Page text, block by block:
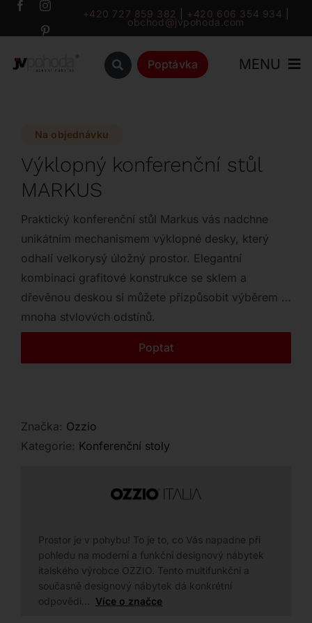
Přeskočit
+420 727 859 382 +420 606 354 934
obchod@jvpohoda.com
Poptávka MENU
Značky
Outlet
Kontakt
Na objednávku
Výklopný konferenční stůl
MARKUS
Praktický konferenční stůl Markus vás nadchne
unikátním mechanismem výklopné desky, který
odhalí velkorysý úložný prostor. Elegantní
kombinaci grafitové konstrukce se sklem a
dřevěnou deskou si můžete přizpůsobit výběrem z
mnoha stylových odstínů.
Poptat
Značka: Ozzio
Kategorie: Konferenční stoly
Prostor je v pohybu! To je to, co Vás napadne při
pohledu na moderní a funkční designový nábytek
italského výrobce OZZIO. Tento multifunkční a
současně designový nábytek dá konkrétní
odpovědi… Více o značce